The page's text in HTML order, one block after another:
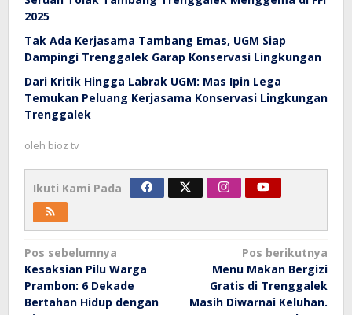
2025
Tak Ada Kerjasama Tambang Emas, UGM Siap
Dampingi Trenggalek Garap Konservasi Lingkungan
Dari Kritik Hingga Labrak UGM: Mas Ipin Lega
Temukan Peluang Kerjasama Konservasi Lingkungan
Trenggalek
oleh bioz tv
Ikuti Kami Pada
Navigasi
pos
Pos sebelumnya
Kesaksian Pilu Warga
Prambon: 6 Dekade
Bertahan Hidup dengan
Pos berikutnya
Menu Makan Bergizi
Gratis di Trenggalek
Masih Diwarnai Keluhan.